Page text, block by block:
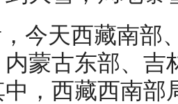
今天西藏南部
蒙古东部、吉
，西藏西南部